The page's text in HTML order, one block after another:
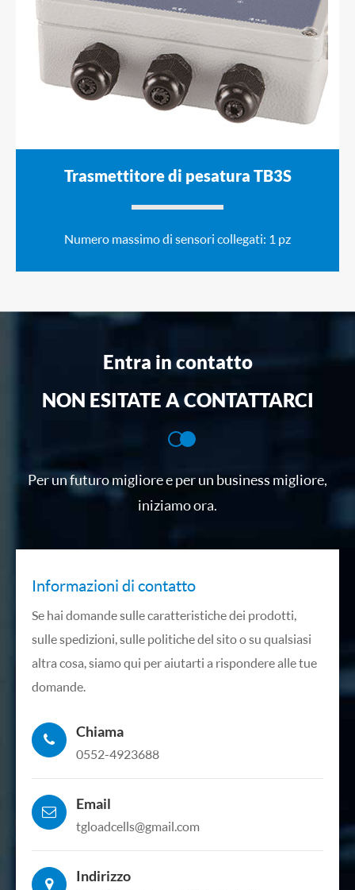
Trasmettitore di pesatura TB3S
Numero massimo di sensori collegati: 1 pz
Entra in contatto
NON ESITATE A CONTATTARCI
Per un futuro migliore e per un business migliore,
iniziamo ora.
Informazioni di contatto
Se hai domande sulle caratteristiche dei prodotti,
sulle spedizioni, sulle politiche del sito o su qualsiasi
altra cosa, siamo qui per aiutarti a rispondere alle tue
domande.
Chiama
0552-4923688
Email
tgloadcells@gmail.com
Indirizzo